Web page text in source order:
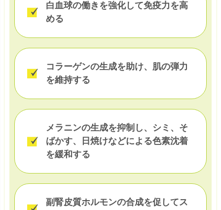
白血球の働きを強化して免疫力を高
める
コラーゲンの生成を助け、肌の弾力
を維持する
メラニンの生成を抑制し、シミ、そ
ばかす、日焼けなどによる色素沈着
を緩和する
副腎皮質ホルモンの合成を促してス